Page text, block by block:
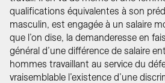
qualifications équivalentes à son
masculin, est engagée à un salaire
que l’on dise, la demanderesse en
général d’une différence de salaire
hommes travaillant au service du
vraisemblable l’existence d’une